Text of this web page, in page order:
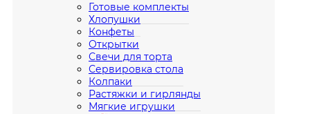
Готовые комплекты
Хлопушки
Конфеты
Открытки
Свечи для торта
Сервировка стола
Колпаки
Растяжки и гирлянды
Мягкие игрушки